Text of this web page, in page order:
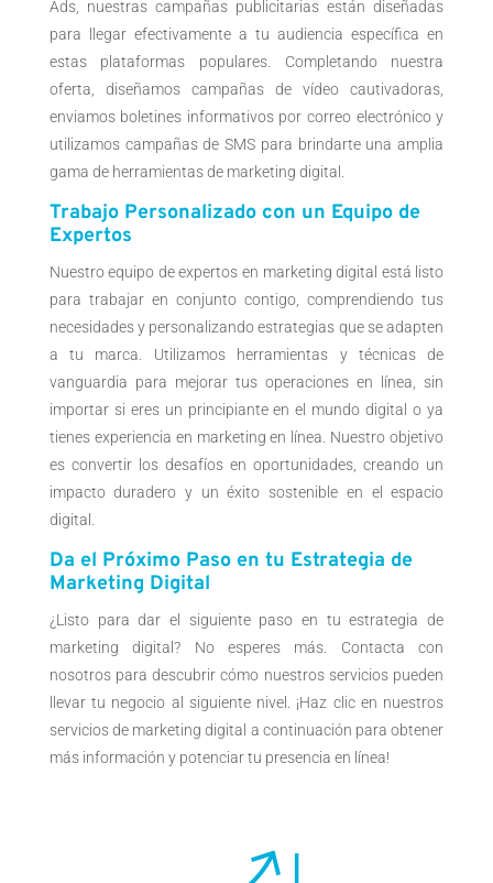
Ads, nuestras campañas publicitarias están diseñadas
para llegar efectivamente a tu audiencia específica en
estas plataformas populares. Completando nuestra
oferta, diseñamos campañas de vídeo cautivadoras,
enviamos boletines informativos por correo electrónico y
utilizamos campañas de SMS para brindarte una amplia
gama de herramientas de marketing digital.
Trabajo Personalizado con un Equipo de
Expertos
Nuestro equipo de expertos en marketing digital está listo
para trabajar en conjunto contigo, comprendiendo tus
necesidades y personalizando estrategias que se adapten
a tu marca. Utilizamos herramientas y técnicas de
vanguardia para mejorar tus operaciones en línea, sin
importar si eres un principiante en el mundo digital o ya
tienes experiencia en marketing en línea. Nuestro objetivo
es convertir los desafíos en oportunidades, creando un
impacto duradero y un éxito sostenible en el espacio
digital.
Da el Próximo Paso en tu Estrategia de
Marketing Digital
¿Listo para dar el siguiente paso en tu estrategia de
marketing digital? No esperes más. Contacta con
nosotros para descubrir cómo nuestros servicios pueden
llevar tu negocio al siguiente nivel. ¡Haz clic en nuestros
servicios de marketing digital a continuación para obtener
más información y potenciar tu presencia en línea!